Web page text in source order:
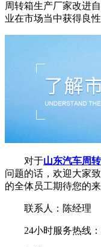
周转箱生产厂家改进
业在市场当中获得良
对于山东汽车周
问题的话，欢迎大家
的全体员工期待您的来
联系人：陈经理
24小时服务热线：